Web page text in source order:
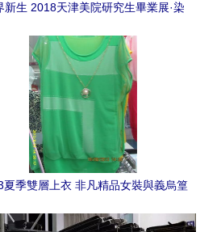
新生 2018天津美院研究生畢業展·染
夏季雙層上衣 非凡精品女裝與義烏篁